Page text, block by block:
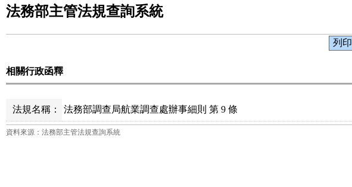
法務部主管法規查詢系統
相關行政函釋
法規名稱： 法務部調查局航業調查處辦事細則 第 9 條
資料來源：法務部主管法規查詢系統